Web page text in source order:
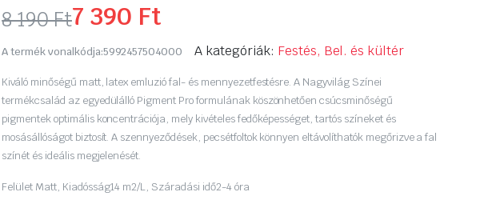
8 190Ft
Original
price
was:
8
7 390 Ft
Current
price
is:
7
A termék vonalkódja:5992457504000 A kategóriák: Festés, Bel. és kültér
Kiváló minőségű matt, latex emluzió fal- és mennyezetfestésre. A Nagyvilág Színei
termékcsalád az egyedülálló Pigment Pro formulának köszönhetően csúcsminőségű
pigmentek optimális koncentrációja, mely kivételes fedőképességet, tartós színeket és
mosásállóságot biztosít. A szennyeződések, pecsétfoltok könnyen eltávolíthatók megőrizve a fal
színét és ideális megjelenését.
Felület Matt, Kiadósság14 m2/L, Száradási idő2-4 óra